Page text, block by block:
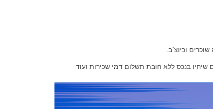
וכיוצ"ב.
בנכס ללא חובת תשלום דמי שכירות ועוד.